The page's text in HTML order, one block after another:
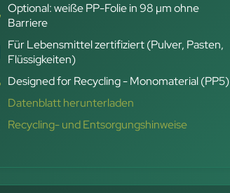
Optional: weiße PP-Folie in 98 µm ohne
Barriere
Für Lebensmittel zertifiziert (Pulver, Pasten,
Flüssigkeiten)
Designed for Recycling - Monomaterial (PP5)
Datenblatt herunterladen
Recycling- und Entsorgungshinweise